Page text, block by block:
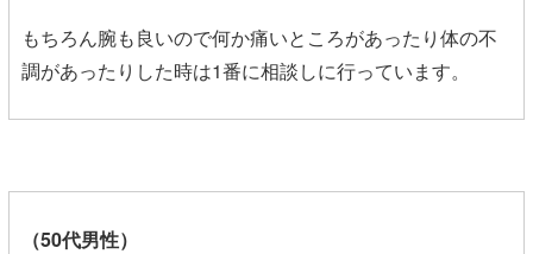
もちろん腕も良いので何か痛いところがあったり体の不
調があったりした時は1番に相談しに行っています。
（50代男性）